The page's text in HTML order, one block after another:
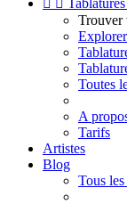
  Tablatures
Trouver
Toutes
A
Tarifs
Artistes
Blog
Tous